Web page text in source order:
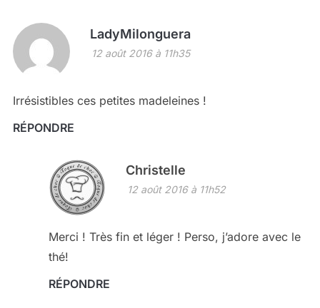
LadyMilonguera
12 août 2016 à 11h35
Irrésistibles ces petites madeleines !
RÉPONDRE
Christelle
12 août 2016 à 11h52
Merci ! Très fin et léger ! Perso, j’adore avec le
thé!
RÉPONDRE